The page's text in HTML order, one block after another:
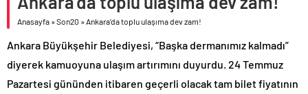
İzmit Belediyesi’nden Tepeköy’de asfalt mesaisi
BİST
47,6961
Anasayfa »Son20 »Ankara’da toplu ulaşıma dev zam!
Ankara Büyükşehir Belediyesi, “Başka dermanımız kalmadı”
diyerek kamuoyuna ulaşım artırımını duyurdu. 24 Temmuz
Pazartesi gününden itibaren geçerli olacak tam bilet fiyatının